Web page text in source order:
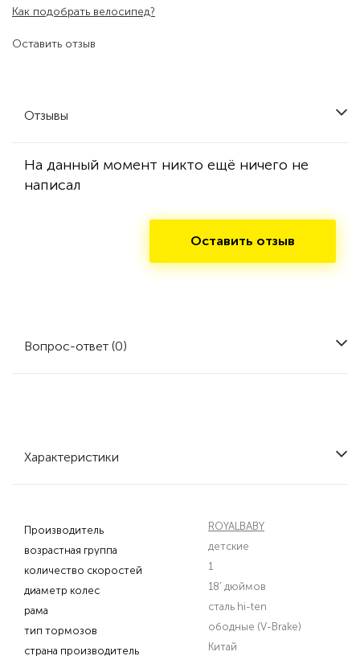
Оставить отзыв
Как подобрать велосипед?
Отзывы
На данный момент никто ещё ничего не
написал
Оставить отзыв
Вопрос-ответ (0)
Характеристики
Производитель
ROYALBABY
возрастная группа
детские
количество скоростей
1
диаметр колес
18' дюймов
рама
сталь hi-ten
тип тормозов
ободные (V-Brake)
страна производитель
Китай